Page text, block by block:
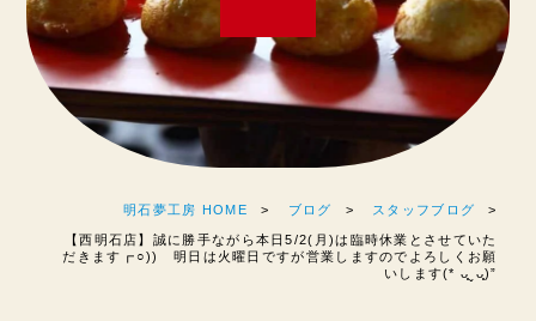
明石夢工房 HOME ブログ スタッフブログ
【西明石店】誠に勝手ながら本日5/2(月)は臨時休業とさせていた
だきます┏○)) 明日は火曜日ですが営業しますのでよろしくお願
いします(* ᴗ͈ˬᴗ͈)”